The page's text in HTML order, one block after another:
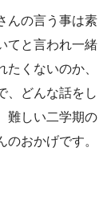
んの言う事は素
てと言われ一緒
くないのか、
、どんな話をし
難しい二学期の
おかげです。